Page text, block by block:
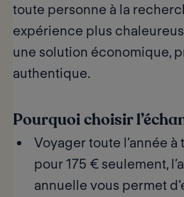
toute personne à la
expérience plus
une solution économique,
authentique.
Pourquoi choisir
Voyager toute l’année
pour175 € seulement,
annuelle vous permet